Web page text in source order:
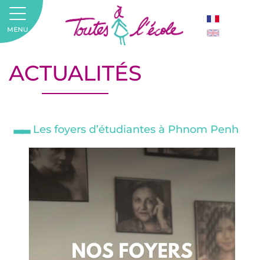
ACTUALITÉS
Les foyers d’étudiantes à Phnom Penh
MENU